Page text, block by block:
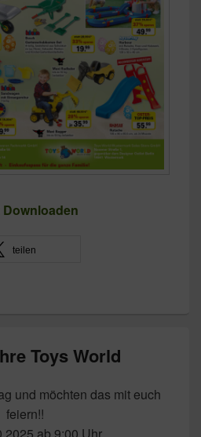
teilen
Toys World
und möchten das mit euch
feiern!!